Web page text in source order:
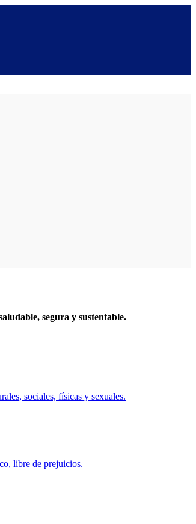
segura y sustentable.
sociales, físicas y sexuales.
libre de prejuicios.